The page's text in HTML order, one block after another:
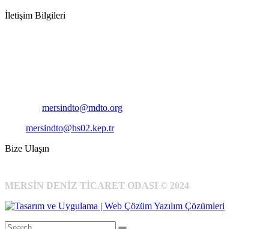
İletişim Bilgileri
mersindto@mdto.org
mersindto@hs02.kep.tr
Bize Ulaşın
MERSİN DENİZ TİCARET ODASI © 2024